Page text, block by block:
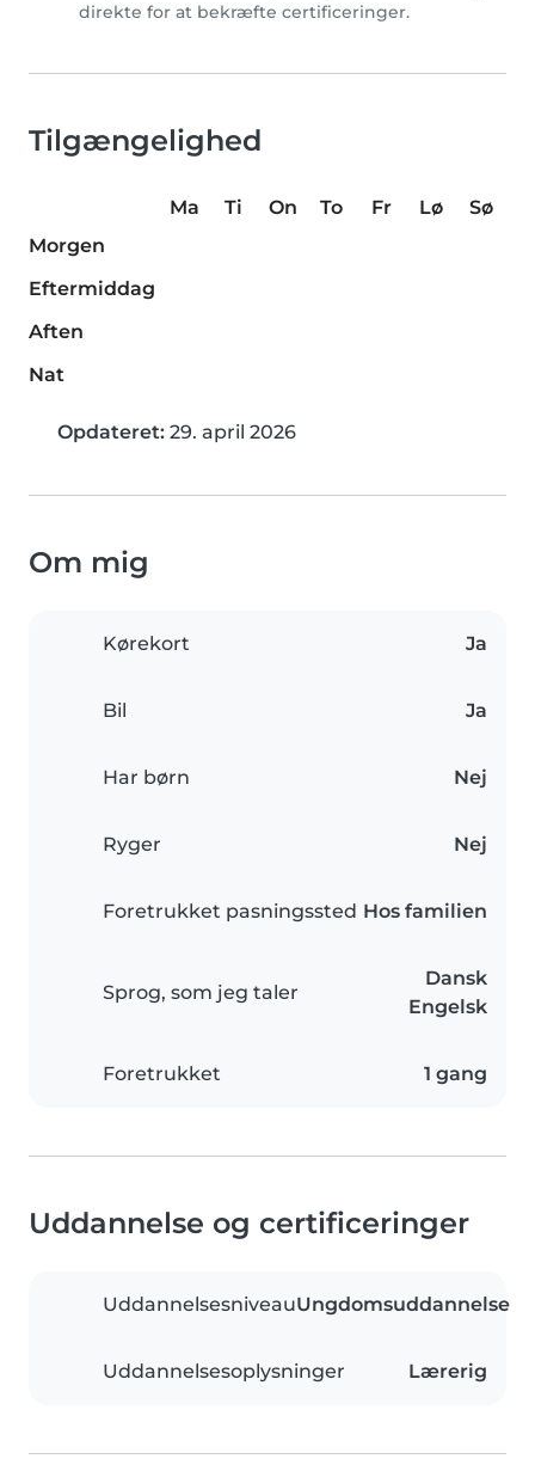
direkte for at bekræfte certificeringer.
Tilgængelighed
Ma Ti On To Fr Lø
Sø
Morgen
Eftermiddag
Aften
Nat
Opdateret: 29. april 2026
Om mig
Kørekort Ja
Bil Ja
Har børn Nej
Ryger Nej
Foretrukket pasningssted Hos familien
Sprog, som jeg taler
Dansk
Engelsk
Foretrukket 1 gang
Uddannelse og certificeringer
UddannelsesniveauUngdomsuddannelse
Uddannelsesoplysninger Lærerig